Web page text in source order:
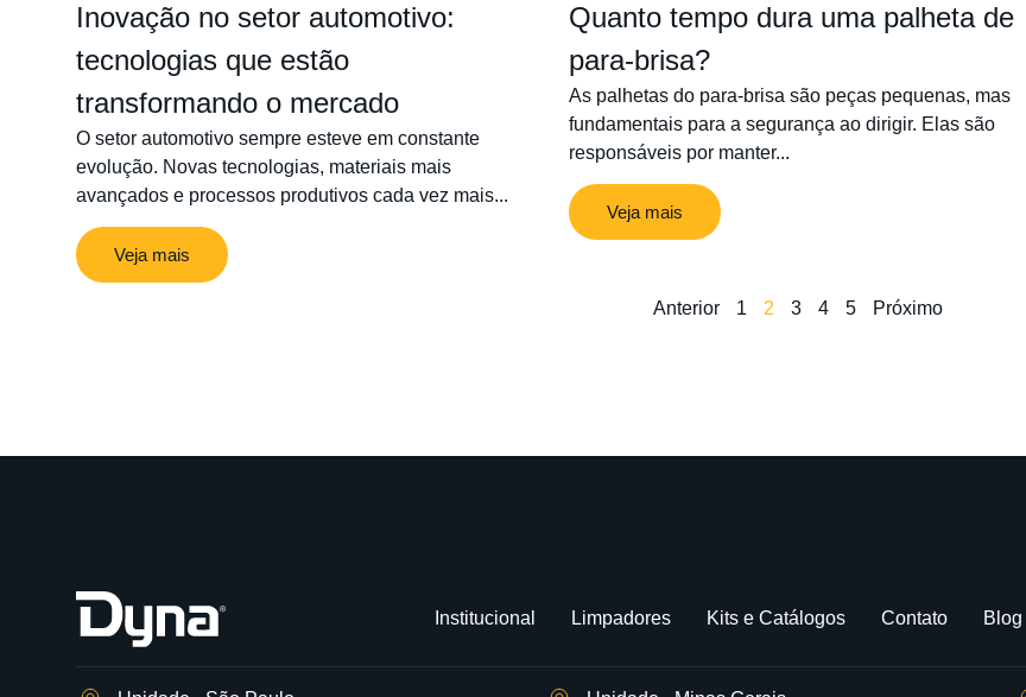
Inovação no setor automotivo:
tecnologias que estão
transformando o mercado
O setor automotivo sempre esteve em constante
evolução. Novas tecnologias, materiais mais
avançados e processos produtivos cada vez mais...
Veja mais
Quanto tempo dura uma palheta de
para-brisa?
As palhetas do para-brisa são peças pequenas, mas
fundamentais para a segurança ao dirigir. Elas são
responsáveis por manter...
Veja mais
Anterior 1 2 3 4 5 Próximo
Institucional Limpadores Kits e Catálogos Contato Blog